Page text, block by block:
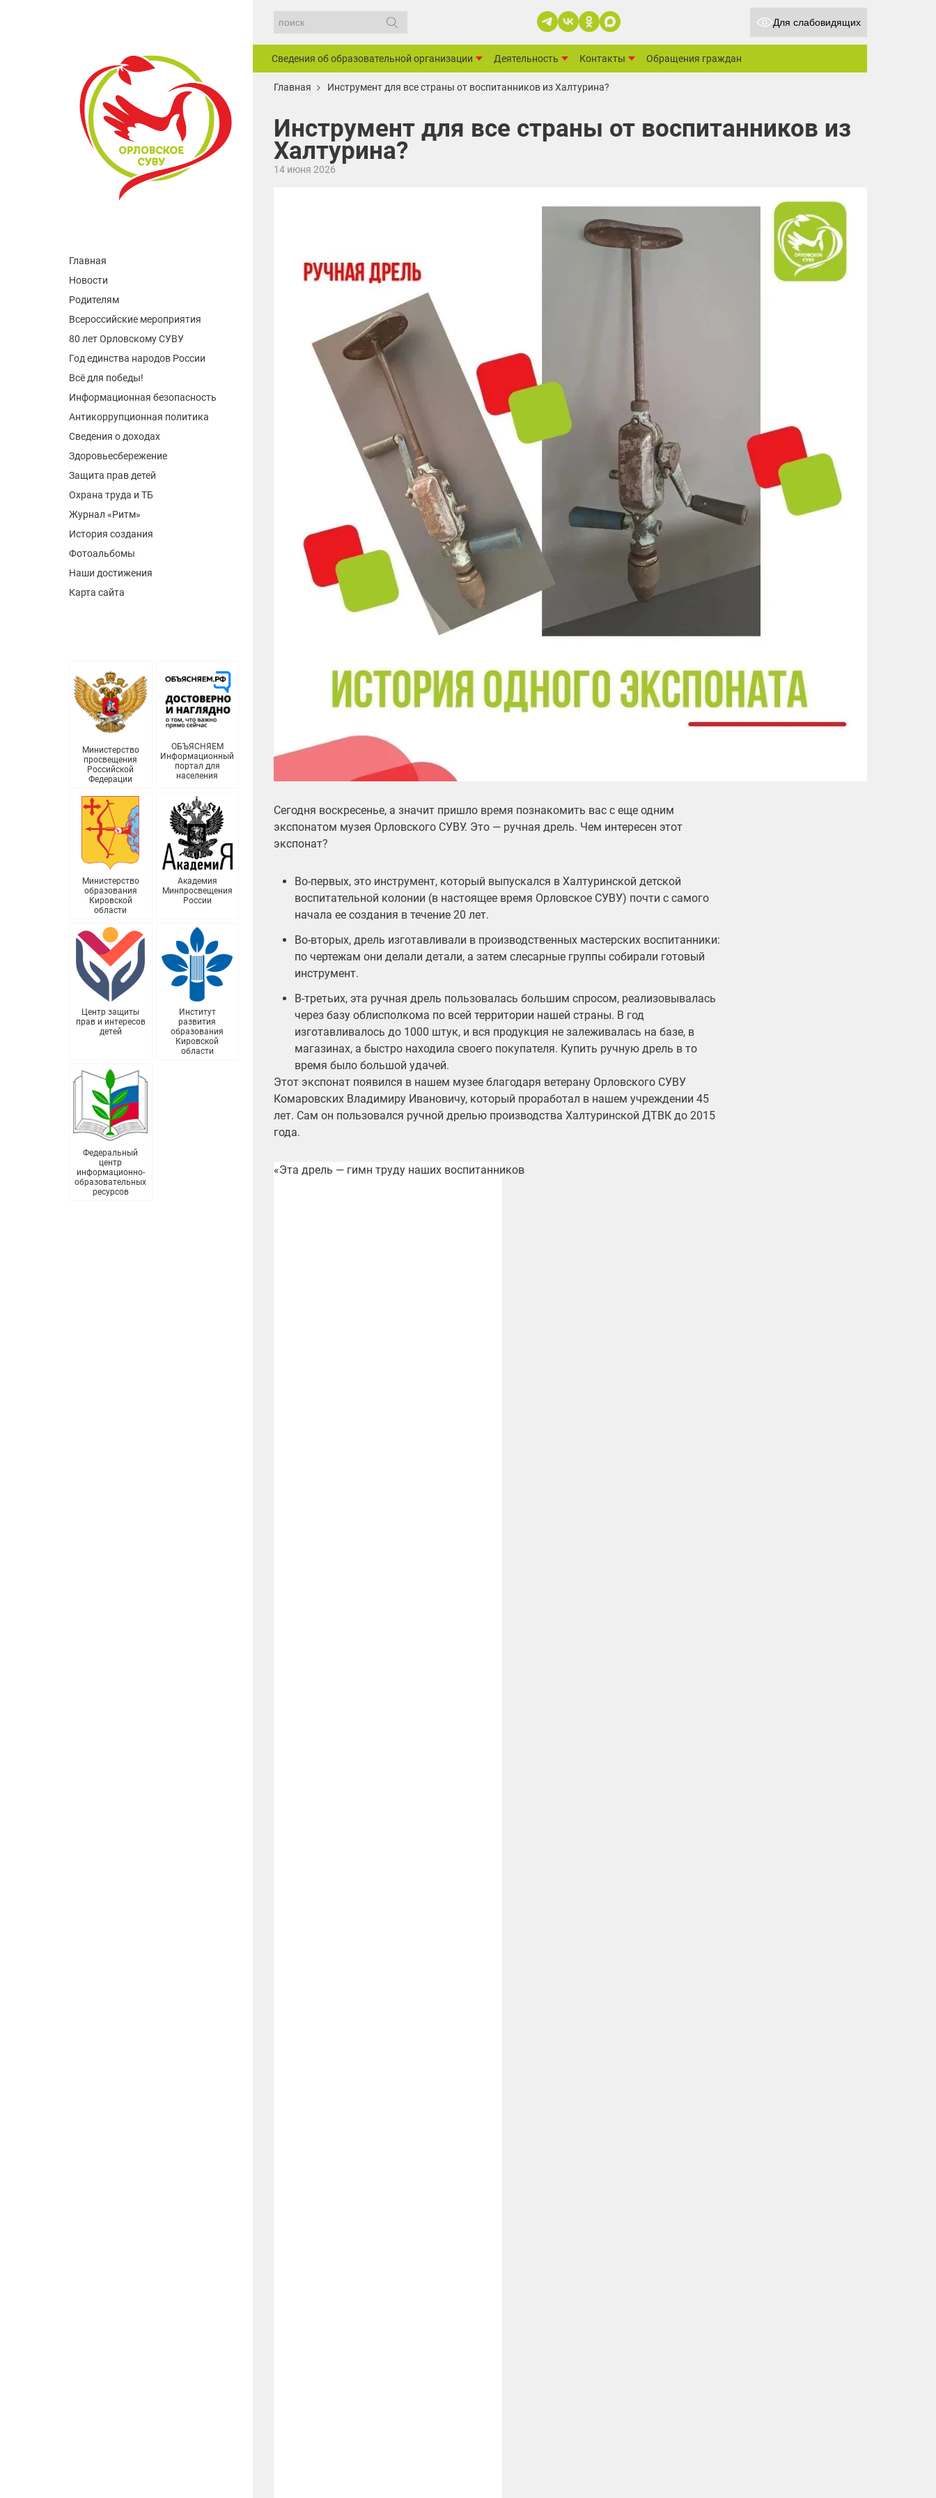
Главная
Новости
Родителям
Всероссийские мероприятия
80 лет Орловскому СУВУ
Год единства народов России
Всё для победы!
Информационная безопасность
Антикоррупционная политика
Сведения о доходах
Здоровьесбережение
Защита прав детей
Охрана труда и ТБ
Журнал «Ритм»
История создания
Фотоальбомы
Наши достижения
Карта сайта
Министерство
просвещения
Российской
Федерации
ОБЪЯСНЯЕМ
Информационный
портал для
населения
Министерство
образования
Кировской
области
Академия
Минпросвещения
России
Центр защиты
прав и интересов
детей
Институт
развития
образования
Кировской
области
Федеральный
центр
информационно-
образовательных
ресурсов
Для слабовидящих
Сведения об образовательной организации Деятельность Контакты Обращения граждан
Главная Инструмент для все страны от воспитанников из Халтурина?
Инструмент для все страны от воспитанников из
Халтурина?
14 июня 2026
Сегодня воскресенье, а значит пришло время познакомить вас с еще одним
экспонатом музея Орловского СУВУ. Это — ручная дрель. Чем интересен этот
экспонат?
Во-первых, это инструмент, который выпускался в Халтуринской детской
воспитательной колонии (в настоящее время Орловское СУВУ) почти с самого
начала ее создания в течение 20 лет.
Во-вторых, дрель изготавливали в производственных мастерских воспитанники:
по чертежам они делали детали, а затем слесарные группы собирали готовый
инструмент.
В-третьих, эта ручная дрель пользовалась большим спросом, реализовывалась
через базу облисполкома по всей территории нашей страны. В год
изготавливалось до 1000 штук, и вся продукция не залеживалась на базе, в
магазинах, а быстро находила своего покупателя. Купить ручную дрель в то
время было большой удачей.
Этот экспонат появился в нашем музее благодаря ветерану Орловского СУВУ
Комаровских Владимиру Ивановичу, который проработал в нашем учреждении 45
лет. Сам он пользовался ручной дрелью производства Халтуринской ДТВК до 2015
года.
«Эта дрель — гимн труду наших воспитанников